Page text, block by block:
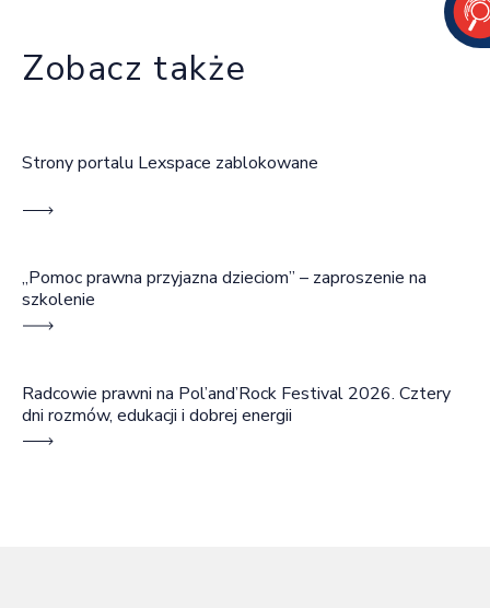
Zobacz także
Strony portalu Lexspace zablokowane
„Pomoc prawna przyjazna dzieciom” – zaproszenie na
szkolenie
Radcowie prawni na Pol’and’Rock Festival 2026. Cztery
dni rozmów, edukacji i dobrej energii